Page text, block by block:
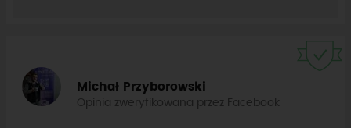
Michał Przyborowski
Opinia zweryfikowana przez Facebook